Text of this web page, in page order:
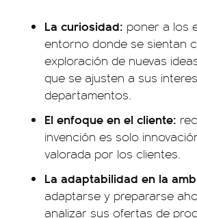
La curiosidad: poner a los
entorno donde se sientan
exploración de nuevas
que se ajusten a sus
departamentos.
El enfoque en el cliente:
invención es solo
valorada por los clientes.
La adaptabilidad en la
adaptarse y prepararse
analizar sus ofertas de